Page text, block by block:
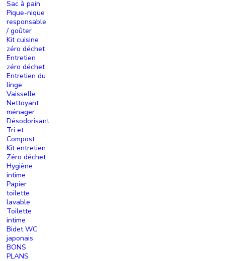
Sac à pain
Pique-nique
responsable
/ goûter
Kit cuisine
zéro déchet
Entretien
zéro déchet
Entretien du
linge
Vaisselle
Nettoyant
ménager
Désodorisant
Tri et
Compost
Kit entretien
Zéro déchet
Hygiène
intime
Papier
toilette
lavable
Toilette
intime
Bidet WC
japonais
BONS
PLANS